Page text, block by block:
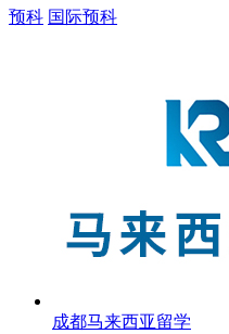
预科 国际预科
成都马来西亚留学